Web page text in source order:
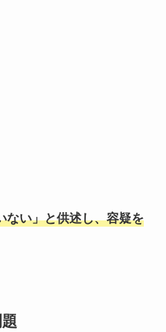
ない」と供述し、容疑を